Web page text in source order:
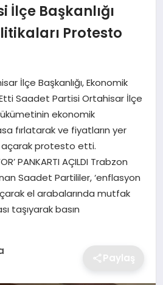
İlçe Başkanlığı
Protesto
İlçe Başkanlığı, Ekonomik
Saadet Partisi Ortahisar İlçe
ekonomik
fırlatarak ve fiyatların yer
açarak protesto etti.
PANKARTI AÇILDI Trabzon
Saadet Partililer, ‘enflasyon
el arabalarında mutfak
taşıyarak basın
Paylaş